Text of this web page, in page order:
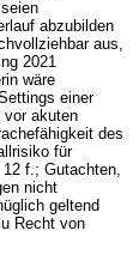
abzubilden
aus,
2021
wäre
einer
vor akuten
des
für
f.; Gutachten,
nicht
geltend
Recht von